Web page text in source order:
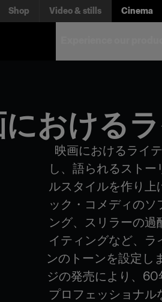
Shop Video & stills Cinema
における
映画におけるライ
し、語られるスト
ルスタイルを作り上
ック・コメディのソ
ング、スリラーの過
イティングなど、ラ
ンのトーンを設定し
ジの発売により、
プロフェッショナル